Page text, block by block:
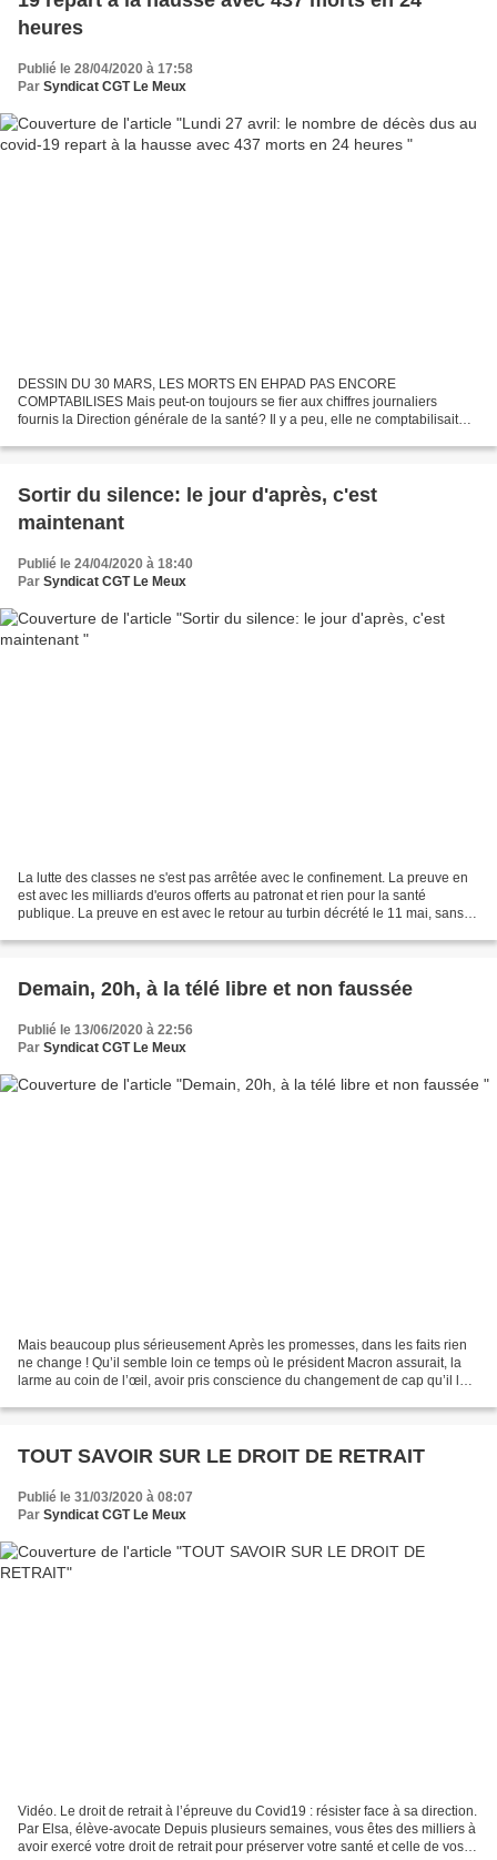
heures
Publié le 28/04/2020 à 17:58
Par Syndicat CGT Le Meux
DESSIN DU 30 MARS, LES MORTS EN EHPAD PAS ENCORE
COMPTABILISES Mais peut-on toujours se fier aux chiffres journaliers
fournis la Direction générale de la santé? Il y a peu, elle ne comptabilisait
Sortir du silence: le jour d'après, c'est
maintenant
Publié le 24/04/2020 à 18:40
Par Syndicat CGT Le Meux
La lutte des classes ne s'est pas arrêtée avec le confinement. La preuve en
est avec les milliards d'euros offerts au patronat et rien pour la santé
publique. La preuve en est avec le retour au turbin décrété le 11 mai, sans
Demain, 20h, à la télé libre et non faussée
Publié le 13/06/2020 à 22:56
Par Syndicat CGT Le Meux
Mais beaucoup plus sérieusement Après les promesses, dans les faits rien
ne change ! Qu’il semble loin ce temps où le président Macron assurait, la
larme au coin de l’œil, avoir pris conscience du changement de cap qu’il lui
TOUT SAVOIR SUR LE DROIT DE RETRAIT
Publié le 31/03/2020 à 08:07
Par Syndicat CGT Le Meux
Vidéo. Le droit de retrait à l’épreuve du Covid19 : résister face à sa direction.
Par Elsa, élève-avocate Depuis plusieurs semaines, vous êtes des milliers à
avoir exercé votre droit de retrait pour préserver votre santé et celle de vos